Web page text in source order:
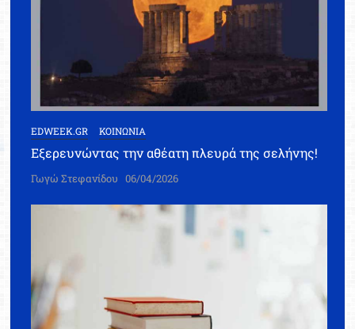
EDWEEK.GR ΚΟΙΝΩΝΙΑ
Εξερευνώντας την αθέατη πλευρά της σελήνης!
Γωγώ Στεφανίδου 06/04/2026